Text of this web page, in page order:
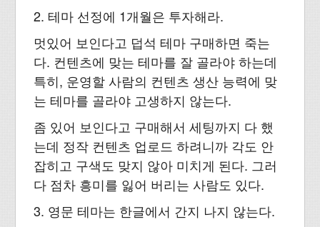
2. 테마 선정에 1개월은 투자해라.
멋있어 보인다고 덥석 테마 구매하면 죽는
다. 컨텐츠에 맞는 테마를 잘 골라야 하는데
특히, 운영할 사람의 컨텐츠 생산 능력에 맞
는 테마를 골라야 고생하지 않는다.
좀 있어 보인다고 구매해서 세팅까지 다 했
는데 정작 컨텐츠 업로드 하려니까 각도 안
잡히고 구색도 맞지 않아 미치게 된다. 그러
다 점차 흥미를 잃어 버리는 사람도 있다.
3. 영문 테마는 한글에서 간지 나지 않는다.